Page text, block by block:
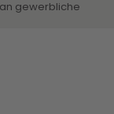
gewerbliche